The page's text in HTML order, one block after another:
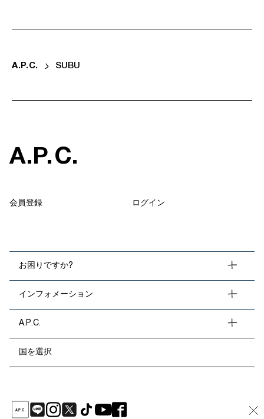
A.P. C. SUBU
A.P.C.
会員登録 ログイン
お困りですか?
インフォメーション
A.P.C.
国を選択
A P C
. .